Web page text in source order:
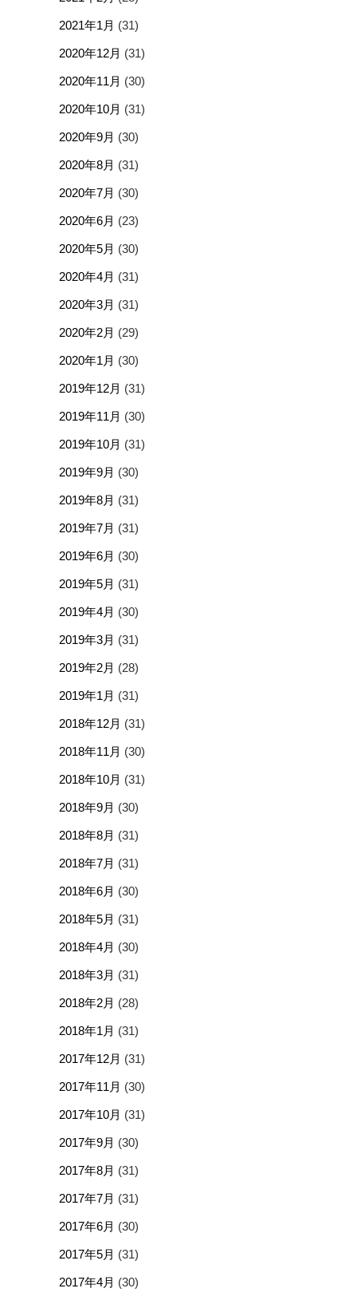
2021年1月 (31)
2020年12月 (31)
2020年11月 (30)
2020年10月 (31)
2020年9月 (30)
2020年8月 (31)
2020年7月 (30)
2020年6月 (23)
2020年5月 (30)
2020年4月 (31)
2020年3月 (31)
2020年2月 (29)
2020年1月 (30)
2019年12月 (31)
2019年11月 (30)
2019年10月 (31)
2019年9月 (30)
2019年8月 (31)
2019年7月 (31)
2019年6月 (30)
2019年5月 (31)
2019年4月 (30)
2019年3月 (31)
2019年2月 (28)
2019年1月 (31)
2018年12月 (31)
2018年11月 (30)
2018年10月 (31)
2018年9月 (30)
2018年8月 (31)
2018年7月 (31)
2018年6月 (30)
2018年5月 (31)
2018年4月 (30)
2018年3月 (31)
2018年2月 (28)
2018年1月 (31)
2017年12月 (31)
2017年11月 (30)
2017年10月 (31)
2017年9月 (30)
2017年8月 (31)
2017年7月 (31)
2017年6月 (30)
2017年5月 (31)
2017年4月 (30)